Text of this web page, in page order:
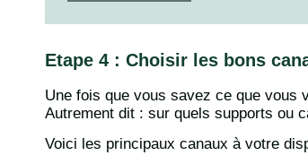
Etape 4 : Choisir les bons
Une fois que vous savez ce que vous
Autrement dit : sur quels supports ou
Voici les principaux canaux à votre